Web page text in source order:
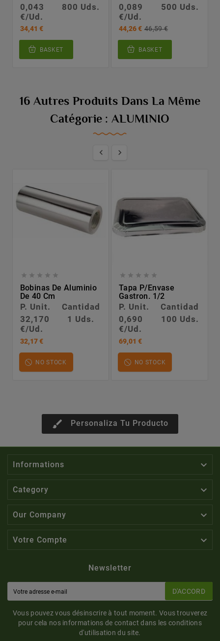
0,043
€/Ud.
800 Uds.
34,41 €
BASKET
0,089
€/Ud.
500 Uds.
44,26 € 46,59 €
BASKET
16 Autres Produits Dans La Même
Catégorie : ALUMINIO
 
    
Bobinas De Aluminio
De 40 Cm
P. Unit.
Cantidad
32,170
€/Ud.
1 Uds.
32,17 €
NO STOCK
    
Tapa P/envase
Gastron. 1/2
P. Unit.
Cantidad
0,690
€/Ud.
100 Uds.
69,01 €
NO STOCK
brush Personaliza Tu Producto
Informations 
Category 
Our Company 
Votre Compte 
Newsletter
D'ACCORD
Vous pouvez vous désinscrire à tout moment. Vous trouverez
pour cela nos informations de contact dans les conditions
d'utilisation du site.